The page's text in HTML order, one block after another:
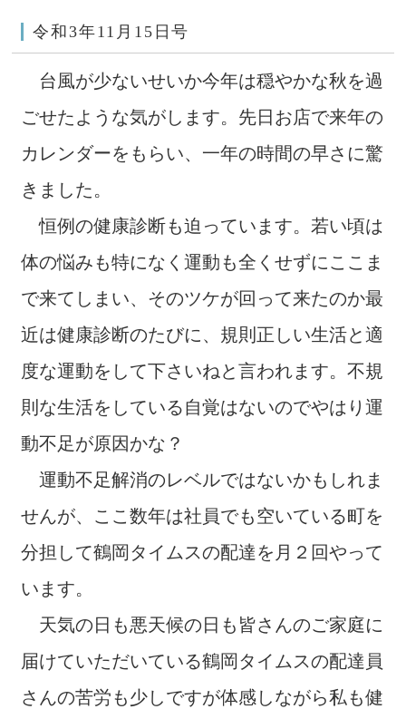
令和3年11月15日号
台風が少ないせいか今年は穏やかな秋を過
ごせたような気がします。先日お店で来年の
カレンダーをもらい、一年の時間の早さに驚
きました。
恒例の健康診断も迫っています。若い頃は
体の悩みも特になく運動も全くせずにここま
で来てしまい、そのツケが回って来たのか最
近は健康診断のたびに、規則正しい生活と適
度な運動をして下さいねと言われます。不規
則な生活をしている自覚はないのでやはり運
動不足が原因かな？
運動不足解消のレベルではないかもしれま
せんが、ここ数年は社員でも空いている町を
分担して鶴岡タイムスの配達を月２回やって
います。
天気の日も悪天候の日も皆さんのご家庭に
届けていただいている鶴岡タイムスの配達員
さんの苦労も少しですが体感しながら私も健